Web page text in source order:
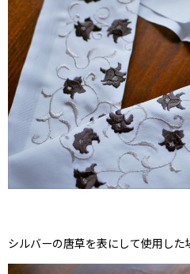
シルバーの唐草を表にして使用した